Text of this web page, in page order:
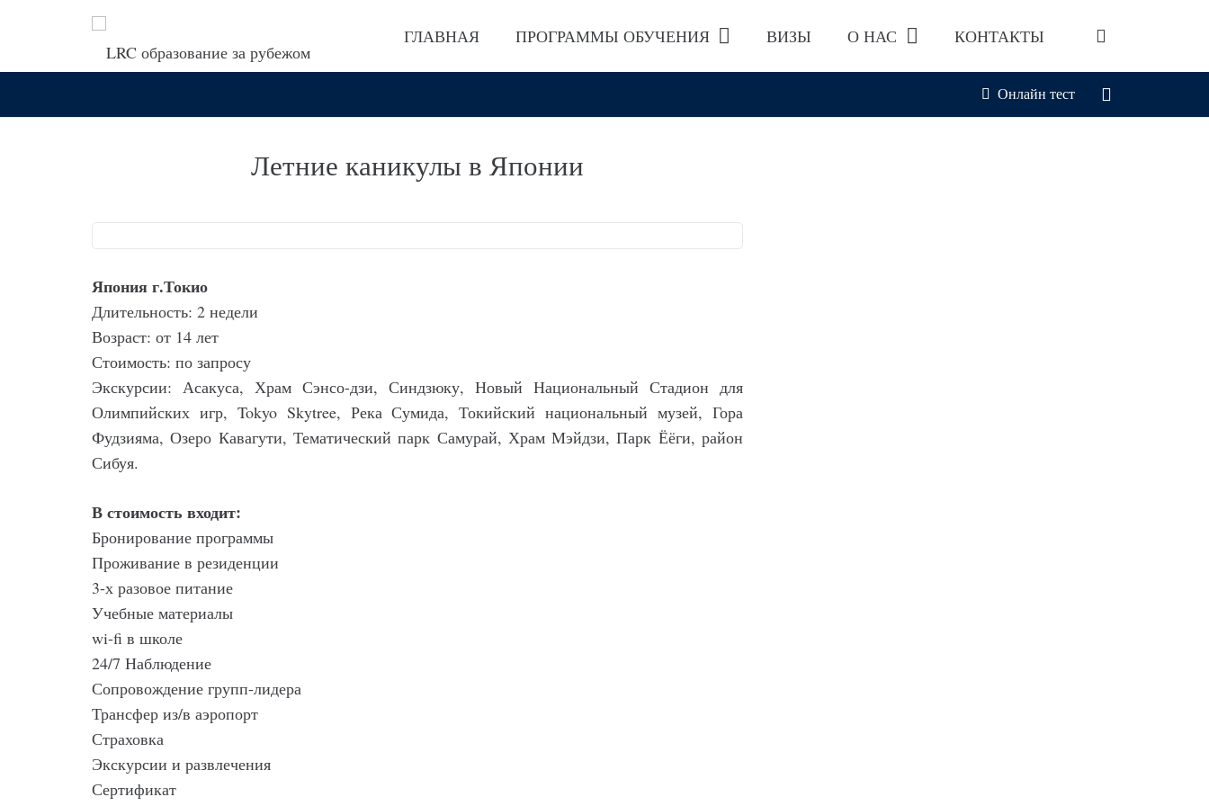
ГЛАВНАЯ ПРОГРАММЫ ОБУЧЕНИЯ ВИЗЫ О НАС КОНТАКТЫ
Онлайн тест
Летние каникулы в Японии
Япония г.Токио
Длительность: 2 недели
Возраст: от 14 лет
Стоимость: по запросу
Экскурсии: Асакуса, Храм Сэнсо-дзи, Синдзюку, Новый Национальный Стадион для
Олимпийских игр, Tokyo Skytree, Река Сумида, Токийский национальный музей, Гора
Фудзияма, Озеро Кавагути, Тематический парк Самурай, Храм Мэйдзи, Парк Ёёги, район
Сибуя.
В стоимость входит:
Бронирование программы
Проживание в резиденции
3-х разовое питание
Учебные материалы
wi-fi в школе
24/7 Наблюдение
Сопровождение групп-лидера
Трансфер из/в аэропорт
Страховка
Экскурсии и развлечения
Сертификат